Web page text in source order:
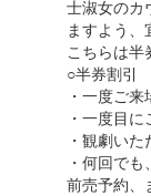
士淑女のカ
ますよう、
こちらは半
○半券割引
・一度ご
・一度目
・観劇いた
・何回でも、
前売予約、